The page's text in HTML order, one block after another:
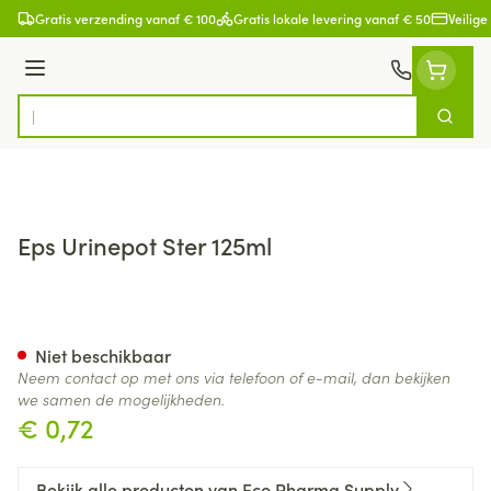
Ga naar de inhoud
Gratis verzending vanaf € 100 Gratis lokale levering vanaf € 50
Menu
Product, merk, categorie...
Zoek
Eps Urinepot Ster 125ml
€ 0,72
Niet beschikbaar
Neem contact op met ons via telefoon of e-mail, dan bekijken
we samen de mogelijkheden.